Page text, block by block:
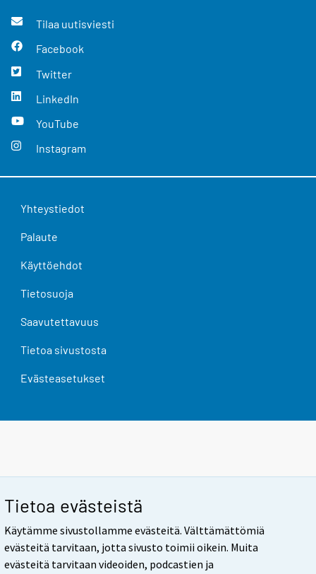
Tietoa evästeistä
Käytämme sivustollamme evästeitä. Välttämättömiä
evästeitä tarvitaan, jotta sivusto toimii oikein. Muita
evästeitä tarvitaan videoiden, podcastien ja
Tilaa uutisviesti
Facebook
Twitter
LinkedIn
YouTube
Instagram
Yhteystiedot
Palaute
Käyttöehdot
Tietosuoja
Saavutettavuus
Tietoa sivustosta
Evästeasetukset